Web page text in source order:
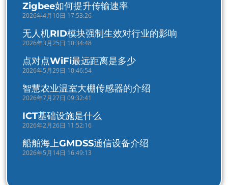
Zigbee如何提升传输速率
2026年4月10日 17:53:26
无人机RID模块强制生效对行业的影响
2026年3月25日 10:34:48
点对点WiFi最远距离是多少
2026年5月29日 10:46:54
智慧农业温室大棚传感器的介绍
2026年7月27日 09:32:41
ICT基础设施是什么
2026年2月26日 11:52:16
船舶海上GMDSS通信设备介绍
2026年5月14日 16:49:13